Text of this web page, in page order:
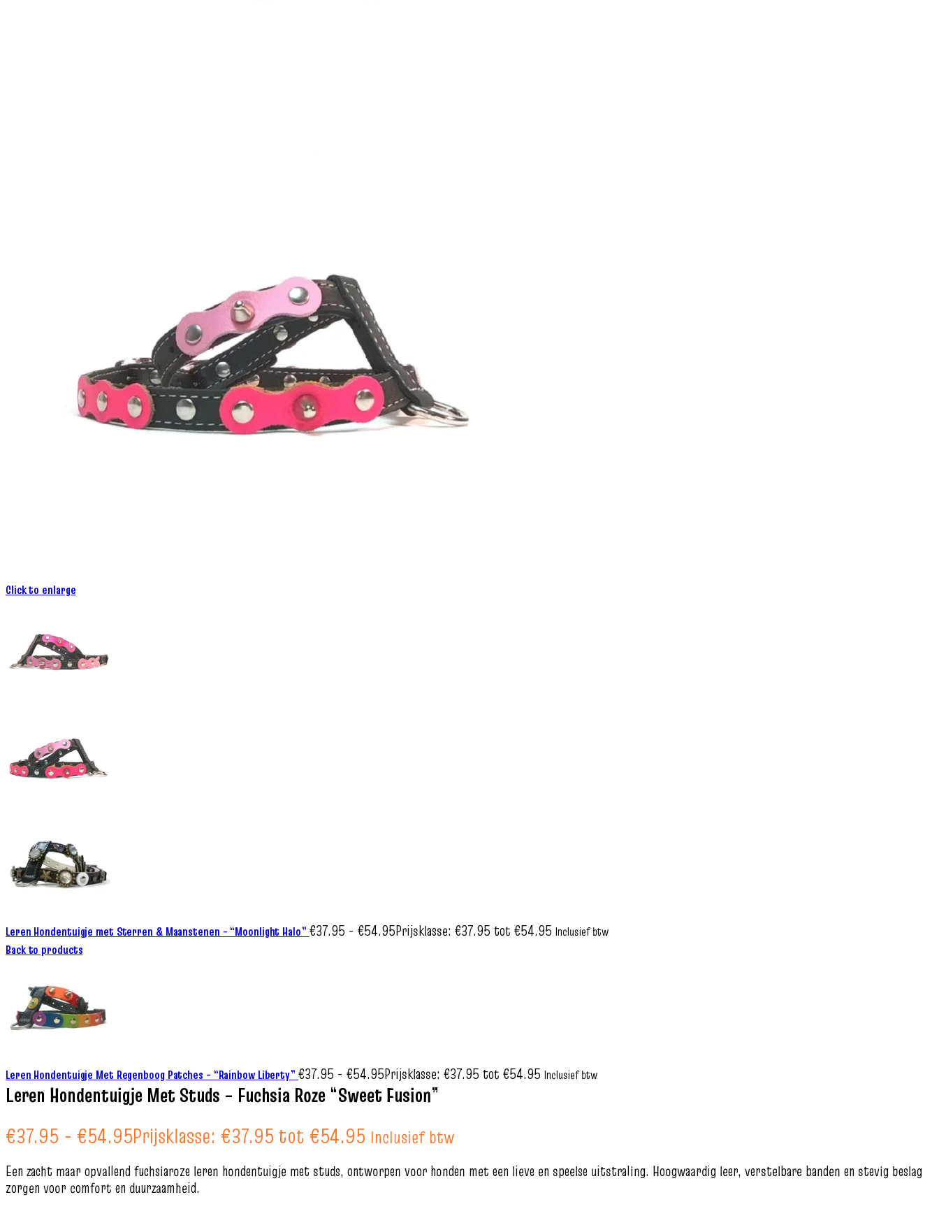
Click to enlarge
Leren Hondentuigje met Sterren & Maanstenen – “Moonlight Halo” €37.95 - €54.95Prijsklasse: €37.95 tot €54.95 Inclusief btw
Back to products
Leren Hondentuigje Met Regenboog Patches – “Rainbow Liberty” €37.95 - €54.95Prijsklasse: €37.95 tot €54.95 Inclusief btw
Leren Hondentuigje Met Studs – Fuchsia Roze “Sweet Fusion”
€37.95 - €54.95Prijsklasse: €37.95 tot €54.95 Inclusief btw
Een zacht maar opvallend fuchsiaroze leren hondentuigje met studs, ontworpen voor honden met een lieve en speelse uitstraling. Hoogwaardig leer, verstelbare banden en stevig beslag
zorgen voor comfort en duurzaamheid.